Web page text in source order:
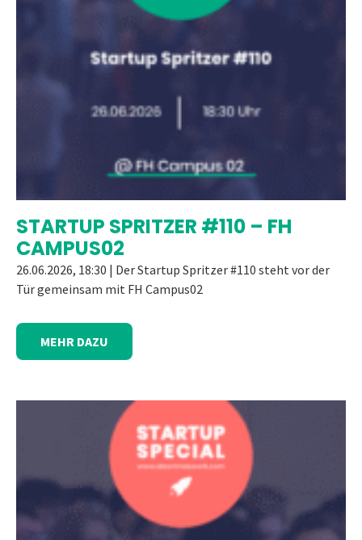
STARTUP SPRITZER #110 – FH
CAMPUS02
26.06.2026, 18:30 | Der Startup Spritzer #110 steht vor der
Tür gemeinsam mit FH Campus02
MEHR DAZU